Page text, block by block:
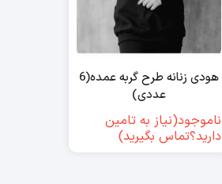
هودی زنانه طرح گربه عمده(6
عددی)
ناموجود(نیاز به تامین
دارید؟تماس بگیرید)